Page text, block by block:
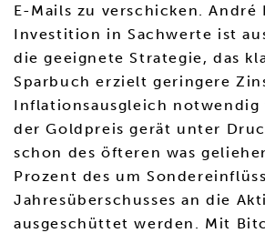
E-Mails zu verschicken. André
Investition in Sachwerte ist
die geeignete Strategie, das
Sparbuch erzielt geringere
Inflationsausgleich notwendig
der Goldpreis gerät unter
schon des öfteren was
Prozent des um
Jahresüberschusses an die
ausgeschüttet werden. Mit